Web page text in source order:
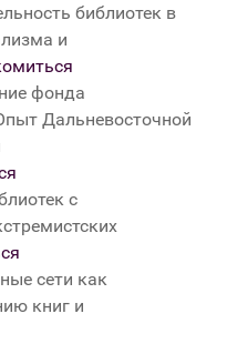
библиотек в
и
фонда
Дальневосточной
с
сети как
книг и